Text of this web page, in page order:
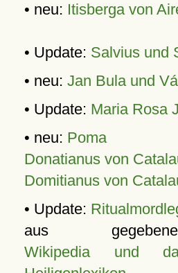
• neu: Itisberga von
• Update: Salvius und
• neu: Jan Bula und
• Update: Maria Rosa
• neu: Poma
Donatianus von
Domitianus von
• Update:
aus
Wikipedia und